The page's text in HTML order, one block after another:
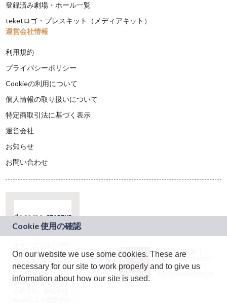
登録済み劇場・ホール一覧
teketロゴ・プレスキット（メディアキット）
運営会社情報
利用規約
プライバシーポリシー
Cookieの利用について
個人情報の取り扱いについて
特定商取引法に基づく表示
運営会社
お知らせ
お問い合わせ
ドコモグループの新
規事業創出プログラ
ム「docomo
STARTUP」を通じて
JASRAC許諾番号：
9024936001Y45037
JASRAC許諾番号：
On our website we use some cookies. These are
necessary for our site to work properly and to give us
information about how our site is used.